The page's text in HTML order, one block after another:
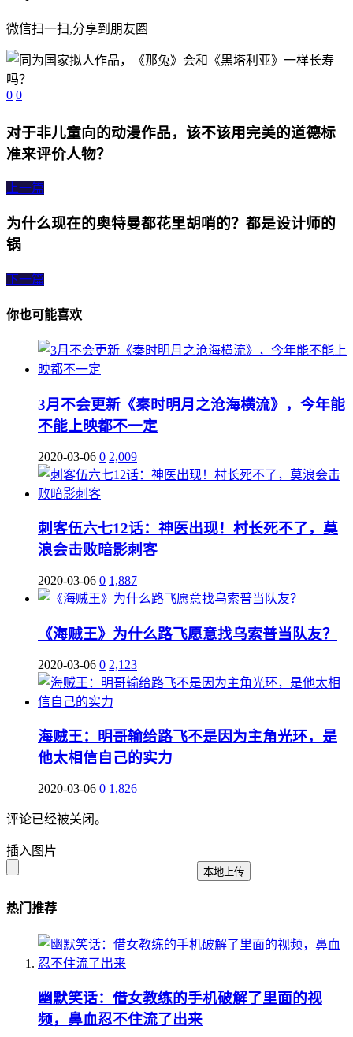
微信扫一扫,分享到朋友圈
0 0
对于非儿童向的动漫作品，该不该用完美的道德标
准来评价人物？
上一篇
为什么现在的奥特曼都花里胡哨的？都是设计师的
锅
下一篇
你也可能喜欢
3月不会更新《秦时明月之沧海横流》，今年能
不能上映都不一定
2020-03-06 0 2,009
刺客伍六七12话：神医出现！村长死不了，莫
浪会击败暗影刺客
2020-03-06 0 1,887
《海贼王》为什么路飞愿意找乌索普当队友？
2020-03-06 0 2,123
海贼王：明哥输给路飞不是因为主角光环，是
他太相信自己的实力
2020-03-06 0 1,826
评论已经被关闭。
插入图片
本地上传
热门推荐
幽默笑话：借女教练的手机破解了里面的视
频，鼻血忍不住流了出来